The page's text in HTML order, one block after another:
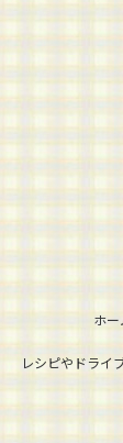
ホー
レシピやドライ